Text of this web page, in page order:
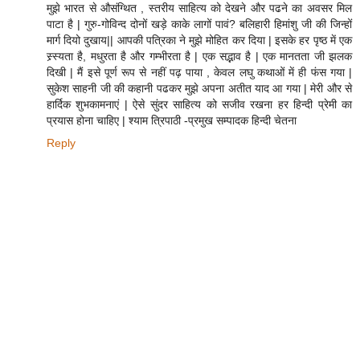
मुझे भारत से औसंग्थित , स्तरीय साहित्य को देखने और पढने का अवसर मिल
पाटा है | गुरु-गोविन्द दोनों खड़े काके लागों पावं? बलिहारी हिमांशु जी की जिन्हों
मार्ग दियो दुखाय|| आपकी पत्रिका ने मुझे मोहित कर दिया | इसके हर पृष्ठ में एक
स्र्स्यता है, मधुरता है और गम्भीरता है | एक सद्भाव है | एक मानतता जी झलक
दिखी | मैं इसे पूर्ण रूप से नहीं पढ़ पाया , केवल लघु कथाओं में ही फंस गया |
सुकेश साहनी जी की कहानी पढकर मुझे अपना अतीत याद आ गया | मेरी और से
हार्दिक शुभकामनाएं | ऐसे सुंदर साहित्य को सजीव रखना हर हिन्दी प्रेमी का
प्रयास होना चाहिए | श्याम त्रिपाठी -प्रमुख सम्पादक हिन्दी चेतना
Reply